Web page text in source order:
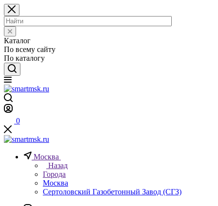
Каталог
По всему сайту
По каталогу
0
Москва
Назад
Города
Москва
Сертоловский Газобетонный Завод (СГЗ)